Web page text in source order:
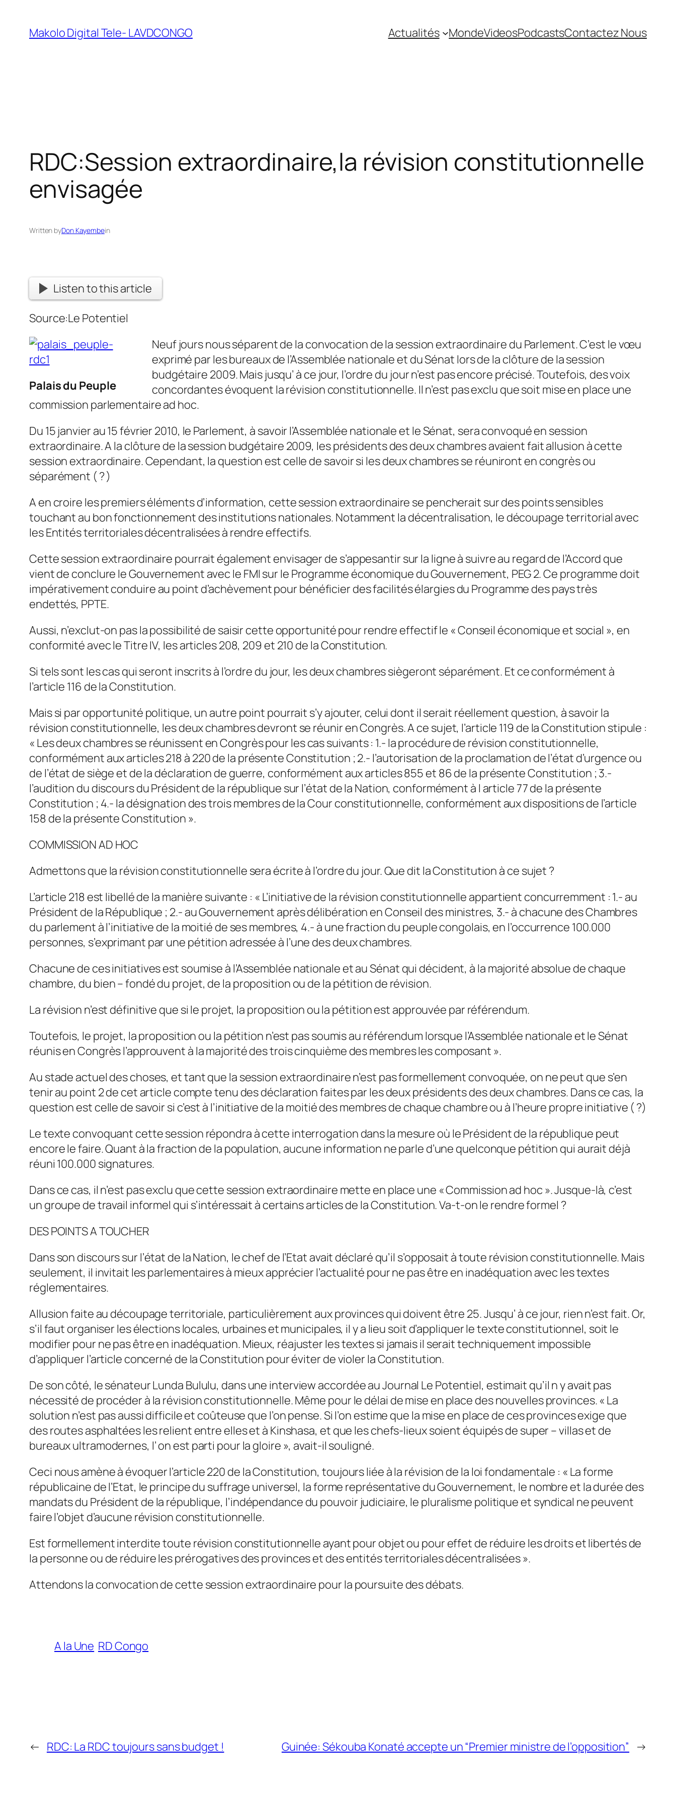
Makolo Digital Tele- LAVDCONGO Actualités MondeVideosPodcastsContactez Nous
RDC:Session extraordinaire,la révision constitutionnelle
envisagée
Written byDon Kayembein
Listen to this article
Source:Le Potentiel
Palais du Peuple
Neuf jours nous séparent de la convocation de la session extraordinaire du Parlement. C’est le vœu
exprimé par les bureaux de l’Assemblée nationale et du Sénat lors de la clôture de la session
budgétaire 2009. Mais jusqu’ à ce jour, l’ordre du jour n’est pas encore précisé. Toutefois, des voix
concordantes évoquent la révision constitutionnelle. Il n’est pas exclu que soit mise en place une
commission parlementaire ad hoc.
Du 15 janvier au 15 février 2010, le Parlement, à savoir l’Assemblée nationale et le Sénat, sera convoqué en session
extraordinaire. A la clôture de la session budgétaire 2009, les présidents des deux chambres avaient fait allusion à cette
session extraordinaire. Cependant, la question est celle de savoir si les deux chambres se réuniront en congrès ou
séparément ( ? )
A en croire les premiers éléments d’information, cette session extraordinaire se pencherait sur des points sensibles
touchant au bon fonctionnement des institutions nationales. Notamment la décentralisation, le découpage territorial avec
les Entités territoriales décentralisées à rendre effectifs.
Cette session extraordinaire pourrait également envisager de s’appesantir sur la ligne à suivre au regard de l’Accord que
vient de conclure le Gouvernement avec le FMI sur le Programme économique du Gouvernement, PEG 2. Ce programme doit
impérativement conduire au point d’achèvement pour bénéficier des facilités élargies du Programme des pays très
endettés, PPTE.
Aussi, n’exclut-on pas la possibilité de saisir cette opportunité pour rendre effectif le « Conseil économique et social », en
conformité avec le Titre IV, les articles 208, 209 et 210 de la Constitution.
Si tels sont les cas qui seront inscrits à l’ordre du jour, les deux chambres siègeront séparément. Et ce conformément à
l’article 116 de la Constitution.
Mais si par opportunité politique, un autre point pourrait s’y ajouter, celui dont il serait réellement question, à savoir la
révision constitutionnelle, les deux chambres devront se réunir en Congrès. A ce sujet, l’article 119 de la Constitution stipule :
« Les deux chambres se réunissent en Congrès pour les cas suivants : 1.- la procédure de révision constitutionnelle,
conformément aux articles 218 à 220 de la présente Constitution ; 2.- l’autorisation de la proclamation de l’état d’urgence ou
de l’état de siège et de la déclaration de guerre, conformément aux articles 855 et 86 de la présente Constitution ; 3.-
l’audition du discours du Président de la république sur l’état de la Nation, conformément à l article 77 de la présente
Constitution ; 4.- la désignation des trois membres de la Cour constitutionnelle, conformément aux dispositions de l’article
158 de la présente Constitution ».
COMMISSION AD HOC
Admettons que la révision constitutionnelle sera écrite à l’ordre du jour. Que dit la Constitution à ce sujet ?
L’article 218 est libellé de la manière suivante : « L’initiative de la révision constitutionnelle appartient concurremment : 1.- au
Président de la République ; 2.- au Gouvernement après délibération en Conseil des ministres, 3.- à chacune des Chambres
du parlement à l’initiative de la moitié de ses membres, 4.- à une fraction du peuple congolais, en l’occurrence 100.000
personnes, s’exprimant par une pétition adressée à l’une des deux chambres.
Chacune de ces initiatives est soumise à l’Assemblée nationale et au Sénat qui décident, à la majorité absolue de chaque
chambre, du bien – fondé du projet, de la proposition ou de la pétition de révision.
La révision n’est définitive que si le projet, la proposition ou la pétition est approuvée par référendum.
Toutefois, le projet, la proposition ou la pétition n’est pas soumis au référendum lorsque l’Assemblée nationale et le Sénat
réunis en Congrès l’approuvent à la majorité des trois cinquième des membres les composant ».
Au stade actuel des choses, et tant que la session extraordinaire n’est pas formellement convoquée, on ne peut que s’en
tenir au point 2 de cet article compte tenu des déclaration faites par les deux présidents des deux chambres. Dans ce cas, la
question est celle de savoir si c’est à l’initiative de la moitié des membres de chaque chambre ou à l’heure propre initiative ( ?)
Le texte convoquant cette session répondra à cette interrogation dans la mesure où le Président de la république peut
encore le faire. Quant à la fraction de la population, aucune information ne parle d’une quelconque pétition qui aurait déjà
réuni 100.000 signatures.
Dans ce cas, il n’est pas exclu que cette session extraordinaire mette en place une « Commission ad hoc ». Jusque-là, c’est
un groupe de travail informel qui s’intéressait à certains articles de la Constitution. Va-t-on le rendre formel ?
DES POINTS A TOUCHER
Dans son discours sur l’état de la Nation, le chef de l’Etat avait déclaré qu’il s’opposait à toute révision constitutionnelle. Mais
seulement, il invitait les parlementaires à mieux apprécier l’actualité pour ne pas être en inadéquation avec les textes
réglementaires.
Allusion faite au découpage territoriale, particulièrement aux provinces qui doivent être 25. Jusqu’ à ce jour, rien n’est fait. Or,
s’il faut organiser les élections locales, urbaines et municipales, il y a lieu soit d’appliquer le texte constitutionnel, soit le
modifier pour ne pas être en inadéquation. Mieux, réajuster les textes si jamais il serait techniquement impossible
d’appliquer l’article concerné de la Constitution pour éviter de violer la Constitution.
De son côté, le sénateur Lunda Bululu, dans une interview accordée au Journal Le Potentiel, estimait qu’il n y avait pas
nécessité de procéder à la révision constitutionnelle. Même pour le délai de mise en place des nouvelles provinces. « La
solution n’est pas aussi difficile et coûteuse que l’on pense. Si l’on estime que la mise en place de ces provinces exige que
des routes asphaltées les relient entre elles et à Kinshasa, et que les chefs-lieux soient équipés de super – villas et de
bureaux ultramodernes, l’ on est parti pour la gloire », avait-il souligné.
Ceci nous amène à évoquer l’article 220 de la Constitution, toujours liée à la révision de la loi fondamentale : « La forme
républicaine de l’Etat, le principe du suffrage universel, la forme représentative du Gouvernement, le nombre et la durée des
mandats du Président de la république, l’indépendance du pouvoir judiciaire, le pluralisme politique et syndical ne peuvent
faire l’objet d’aucune révision constitutionnelle.
Est formellement interdite toute révision constitutionnelle ayant pour objet ou pour effet de réduire les droits et libertés de
la personne ou de réduire les prérogatives des provinces et des entités territoriales décentralisées ».
Attendons la convocation de cette session extraordinaire pour la poursuite des débats.
A la Une RD Congo
← RDC: La RDC toujours sans budget ! Guinée: Sékouba Konaté accepte un “Premier ministre de l’opposition” →